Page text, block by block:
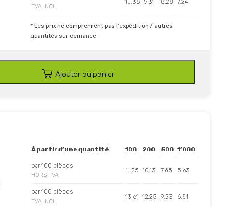
TVA INCL.
10.35 9.31 8.28 7.24
* Les prix ne comprennent pas l'expédition / autres
quantités sur demande
Ajouter au panier
À partir d’une quantité 100 200 500 1’000
par 100 pièces
HORS TVA
11.25 10.13 7.88 5.63
par 100 pièces
TVA INCL.
13.61 12.25 9.53 6.81